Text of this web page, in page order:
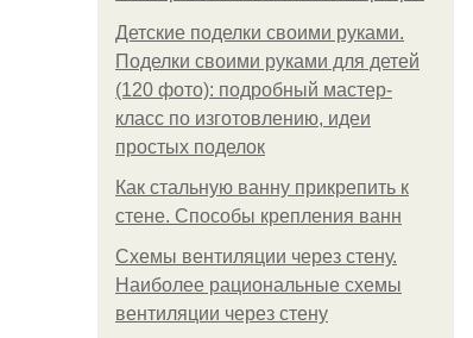
Детские поделки своими руками.
Поделки своими руками для детей
(120 фото): подробный мастер-
класс по изготовлению, идеи
простых поделок
Как стальную ванну прикрепить к
стене. Способы крепления ванн
Схемы вентиляции через стену.
Наиболее рациональные схемы
вентиляции через стену